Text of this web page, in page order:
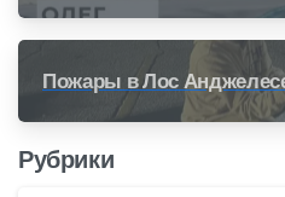
Пожары в Лос
Рубрики